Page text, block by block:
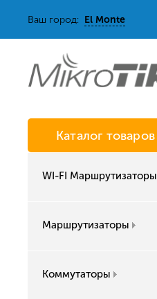
Ваш город: El Monte
Каталог товаров
WI-FI Маршрутизаторы
Маршрутизаторы
Коммутаторы